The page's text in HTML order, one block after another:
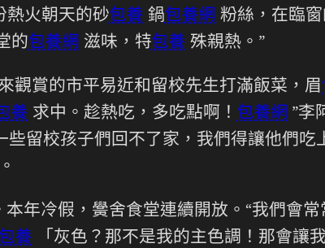
熱火朝天的砂包養 鍋包養網 粉絲，在臨
的包養網 滋味，特包養 殊親熱。”
觀賞的市平易近和留校先生打滿飯菜，眉
養 求中。趁熱吃，多吃點啊！ 包養網 ”李
些留校孩子們回不了家，我們得讓他們吃
年冷假，黌舍食堂連續開放。“我們會常
包養 「灰色？那不是我的主色調！那會讓